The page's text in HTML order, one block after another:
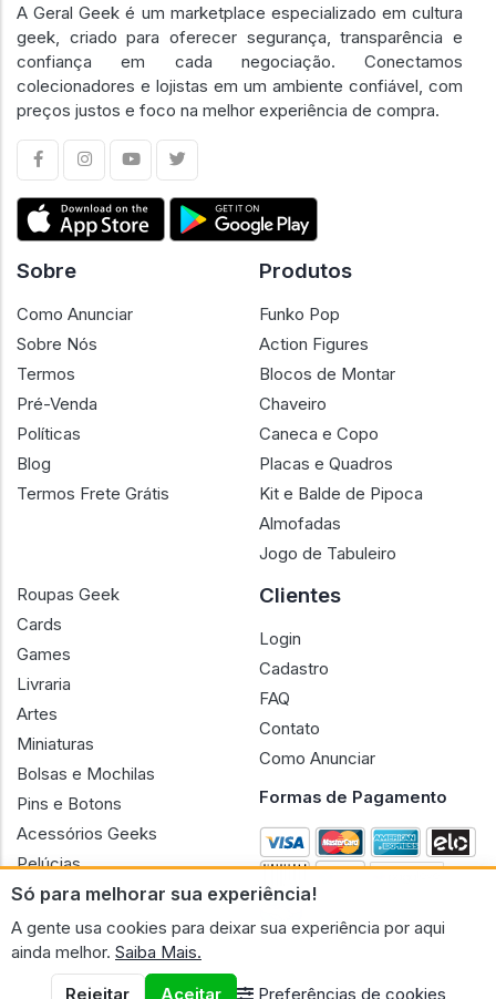
Só para melhorar sua experiência!
A gente usa cookies para deixar sua experiência por aqui
ainda melhor. Saiba Mais.
Rejeitar
Aceitar Preferências de cookies
A Geral Geek é um marketplace especializado em cultura
geek, criado para oferecer segurança, transparência e
confiança em cada negociação. Conectamos
colecionadores e lojistas em um ambiente confiável, com
preços justos e foco na melhor experiência de compra.
Sobre
Como Anunciar
Sobre Nós
Termos
Pré-Venda
Políticas
Blog
Termos Frete Grátis
Produtos
Funko Pop
Action Figures
Blocos de Montar
Chaveiro
Caneca e Copo
Placas e Quadros
Kit e Balde de Pipoca
Almofadas
Jogo de Tabuleiro
Roupas Geek
Cards
Games
Livraria
Artes
Miniaturas
Bolsas e Mochilas
Pins e Botons
Acessórios Geeks
Pelúcias
Bonecas
Clientes
Login
Cadastro
FAQ
Contato
Como Anunciar
Formas de Pagamento